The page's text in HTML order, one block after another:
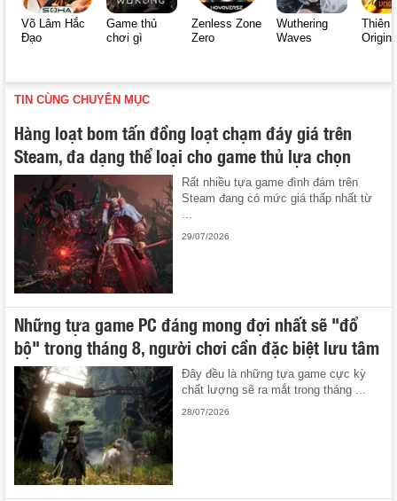
Võ Lâm Hắc
Đạo
Game thủ
chơi gì
Zenless Zone
Zero
Wuthering
Waves
Thiên
Origin
TIN CÙNG CHUYÊN MỤC
Hàng loạt bom tấn đồng loạt chạm đáy giá trên
Steam, đa dạng thể loại cho game thủ lựa chọn
Rất nhiều tựa game đình đám trên
Steam đang có mức giá thấp nhất từ
29/07/2026
Những tựa game PC đáng mong đợi nhất sẽ "đổ
bộ" trong tháng 8, người chơi cần đặc biệt lưu tâm
Đây đều là những tựa game cực kỳ
chất lượng sẽ ra mắt trong tháng ...
28/07/2026